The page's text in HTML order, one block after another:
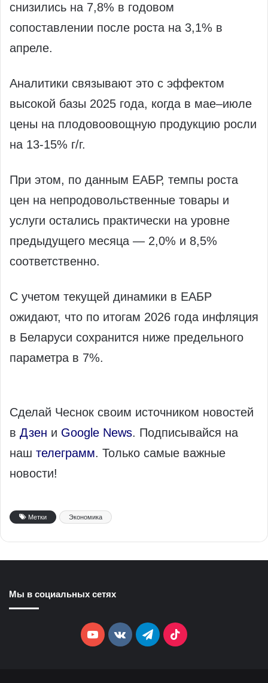
снизились на 7,8% в годовом
сопоставлении после роста на 3,1% в
апреле.
Аналитики связывают это с эффектом
высокой базы 2025 года, когда в мае–июле
цены на плодовоовощную продукцию росли
на 13-15% г/г.
При этом, по данным ЕАБР, темпы роста
цен на непродовольственные товары и
услуги остались практически на уровне
предыдущего месяца — 2,0% и 8,5%
соответственно.
С учетом текущей динамики в ЕАБР
ожидают, что по итогам 2026 года инфляция
в Беларуси сохранится ниже предельного
параметра в 7%.
Сделай Чеснок своим источником новостей
в Дзен и Google News. Подписывайся на
наш телеграмм. Только самые важные
новости!
Метки Экономика
Мы в социальных сетях
YouTubevk.comTelegramTikTok